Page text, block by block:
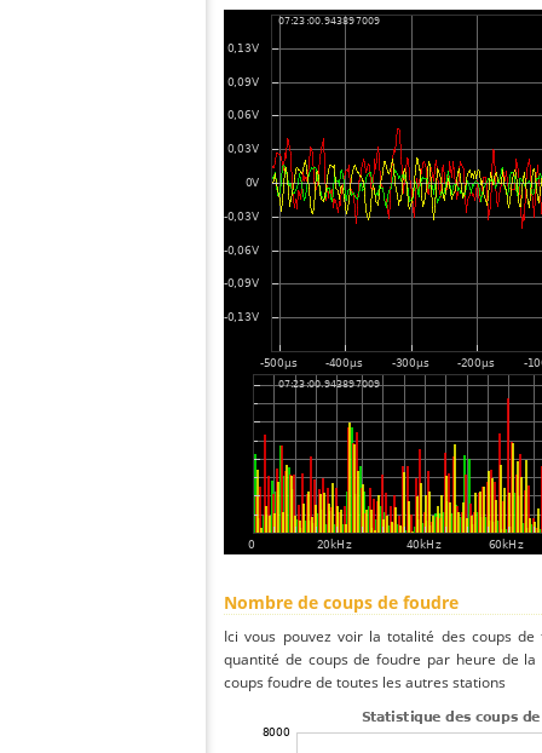
Nombre de coups de foudre
Ici vous pouvez voir la totalité des coups
quantité de coups de foudre par heure de
coups foudre de toutes les autres stations